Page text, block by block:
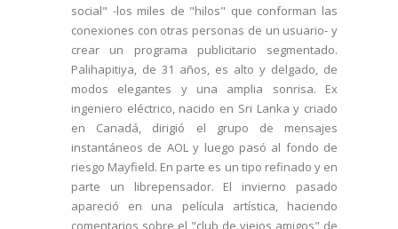
social" -los miles de "hilos" que conforman las
conexiones con otras personas de un usuario- y
crear un programa publicitario segmentado.
Palihapitiya, de 31 años, es alto y delgado, de
modos elegantes y una amplia sonrisa. Ex
ingeniero eléctrico, nacido en Sri Lanka y criado
en Canadá, dirigió el grupo de mensajes
instantáneos de AOL y luego pasó al fondo de
riesgo Mayfield. En parte es un tipo refinado y en
parte un librepensador. El invierno pasado
apareció en una película artística, haciendo
comentarios sobre el "club de viejos amigos" de